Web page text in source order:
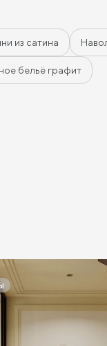
из сатина
бельё графит